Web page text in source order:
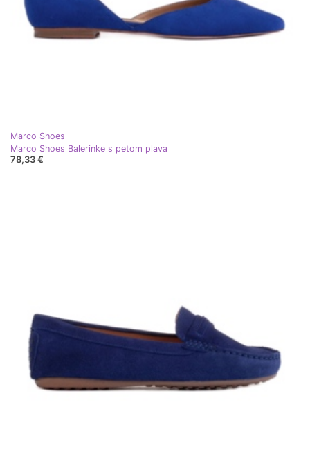
Marco Shoes
Marco Shoes Balerinke s petom plava
78,33 €